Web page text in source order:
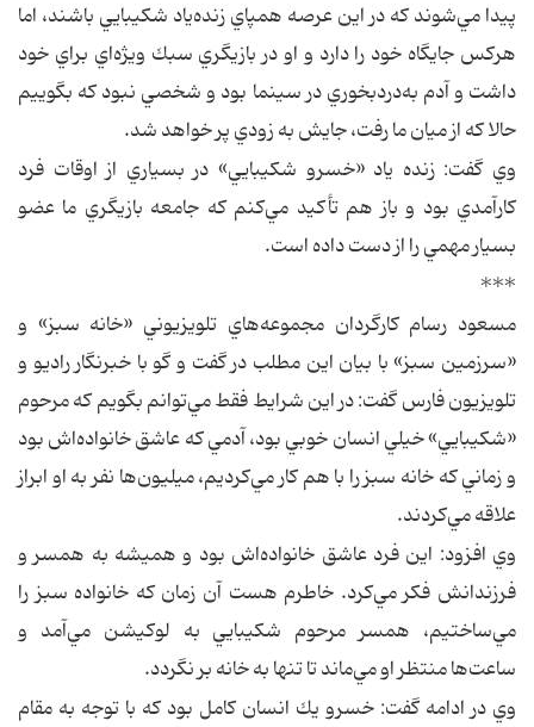
پيدا مي‌شوند كه در اين عرصه همپاي زنده‌ياد شكيبايي باشند، اما
هركس جايگاه خود را دارد و او در بازيگري سبك ويژه‌اي براي خود
داشت و آدم به‌دردبخوري در سينما بود و شخصي نبود كه بگوييم
حالا كه از ميان ما رفت، جايش به زودي پر خواهد شد.
وي گفت: زنده ياد «خسرو شكيبايي» در بسياري از اوقات فرد
كارآمدي بود و باز هم تأكيد مي‌كنم كه جامعه بازيگري ما عضو
بسيار مهمي را از دست داده است.
***
مسعود رسام كارگردان مجموعه‌هاي تلويزيوني «خانه سبز» و
«سرزمين سبز» با بيان اين مطلب در گفت و گو با خبرنگار راديو و
تلويزيون فارس گفت:‌ در اين شرايط فقط مي‌توانم بگويم كه مرحوم
«شكيبايي» خيلي انسان خوبي بود،‌ آدمي كه عاشق خانواده‌اش بود
و زماني كه خانه سبز را با هم كار مي‌كرديم، ميليون‌ها نفر به او ابراز
علاقه مي‌كردند.
وي افزود: اين فرد عاشق خانواده‌اش بود و هميشه به همسر و
فرزندانش فكر مي‌كرد. خاطرم هست آن زمان كه خانواده سبز را
مي‌ساختيم،‌ همسر مرحوم شكيبايي به لوكيشن مي‌آمد و
ساعت‌ها منتظر او مي‌ماند تا تنها به خانه بر نگردد.
وي در ادامه گفت: خسرو يك انسان كامل بود كه با توجه به مقام